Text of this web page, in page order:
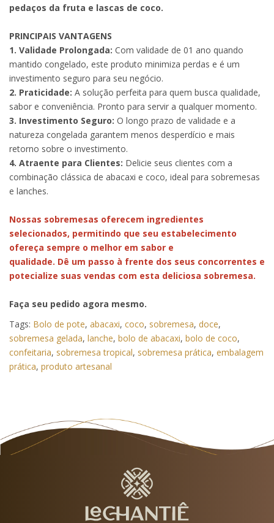
pedaços da fruta e lascas de coco.
PRINCIPAIS VANTAGENS
1. Validade Prolongada: Com validade de 01 ano quando
mantido congelado, este produto minimiza perdas e é um
investimento seguro para seu negócio.
2. Praticidade: A solução perfeita para quem busca qualidade,
sabor e conveniência. Pronto para servir a qualquer momento.
3. Investimento Seguro: O longo prazo de validade e a
natureza congelada garantem menos desperdício e mais
retorno sobre o investimento.
4. Atraente para Clientes: Delicie seus clientes com a
combinação clássica de abacaxi e coco, ideal para sobremesas
e lanches.
Nossas sobremesas oferecem ingredientes
selecionados, permitindo que seu estabelecimento
ofereça sempre o melhor em sabor e
qualidade. Dê um passo à frente dos seus concorrentes e
potecialize suas vendas com esta deliciosa sobremesa.
Faça seu pedido agora mesmo.
Tags: Bolo de pote, abacaxi, coco, sobremesa, doce,
sobremesa gelada, lanche, bolo de abacaxi, bolo de coco,
confeitaria, sobremesa tropical, sobremesa prática, embalagem
prática, produto artesanal